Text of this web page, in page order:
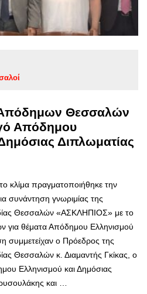
Θεσσαλών
Απόδημου
Διπλωματίας
κλίμα πραγματοποιήθηκε την
συνάντηση γνωριμίας της
Θεσσαλών «ΑΣΚΛΗΠΙΟΣ» με το
για θέματα Απόδημου Ελληνισμού
συμμετείχαν ο Πρόεδρος της
Θεσσαλών κ. Διαμαντής Γκίκας, ο
Ελληνισμού και Δημόσιας
και …